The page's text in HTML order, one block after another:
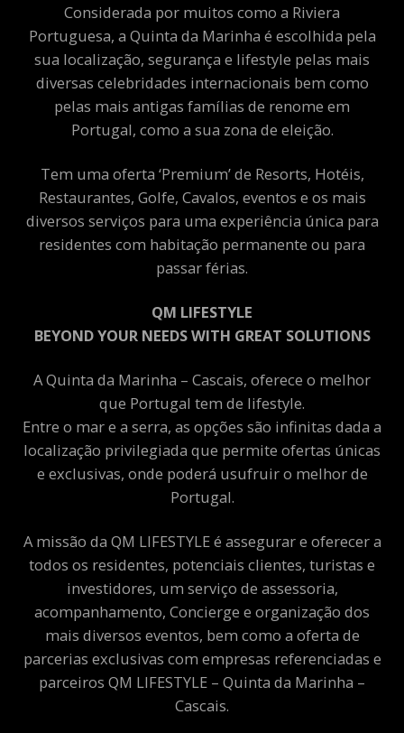
Considerada por muitos como a Riviera
Portuguesa, a Quinta da Marinha é escolhida pela
sua localização, segurança e lifestyle pelas mais
diversas celebridades internacionais bem como
pelas mais antigas famílias de renome em
Portugal, como a sua zona de eleição.
Tem uma oferta ‘Premium’ de Resorts, Hotéis,
Restaurantes, Golfe, Cavalos, eventos e os mais
diversos serviços para uma experiência única para
residentes com habitação permanente ou para
passar férias.
QM LIFESTYLE
BEYOND YOUR NEEDS WITH GREAT SOLUTIONS
A Quinta da Marinha – Cascais, oferece o melhor
que Portugal tem de lifestyle.
Entre o mar e a serra, as opções são infinitas dada a
localização privilegiada que permite ofertas únicas
e exclusivas, onde poderá usufruir o melhor de
Portugal.
A missão da QM LIFESTYLE é assegurar e oferecer a
todos os residentes, potenciais clientes, turistas e
investidores, um serviço de assessoria,
acompanhamento, Concierge e organização dos
mais diversos eventos, bem como a oferta de
parcerias exclusivas com empresas referenciadas e
parceiros QM LIFESTYLE – Quinta da Marinha –
Cascais.